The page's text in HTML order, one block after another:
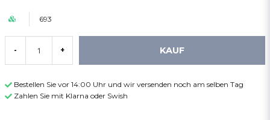
693
- + KAUF
Bestellen Sie vor 14:00 Uhr und wir versenden noch am selben Tag
Zahlen Sie mit Klarna oder Swish